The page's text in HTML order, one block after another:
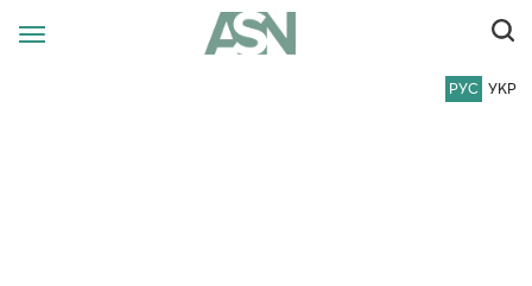
РУС УКР